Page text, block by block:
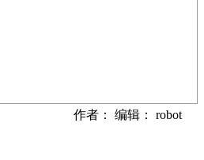
作者： 编辑： robot